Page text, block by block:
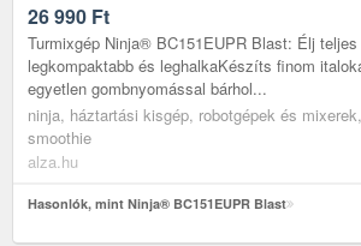
26 990 Ft
Turmixgép Ninja® BC151EUPR Blast: Élj
legkompaktabb és leghalkaKészíts finom
egyetlen gombnyomással bárhol...
ninja, háztartási kisgép, robotgépek és
smoothie
alza.hu
Hasonlók, mint Ninja® BC151EUPR Blast